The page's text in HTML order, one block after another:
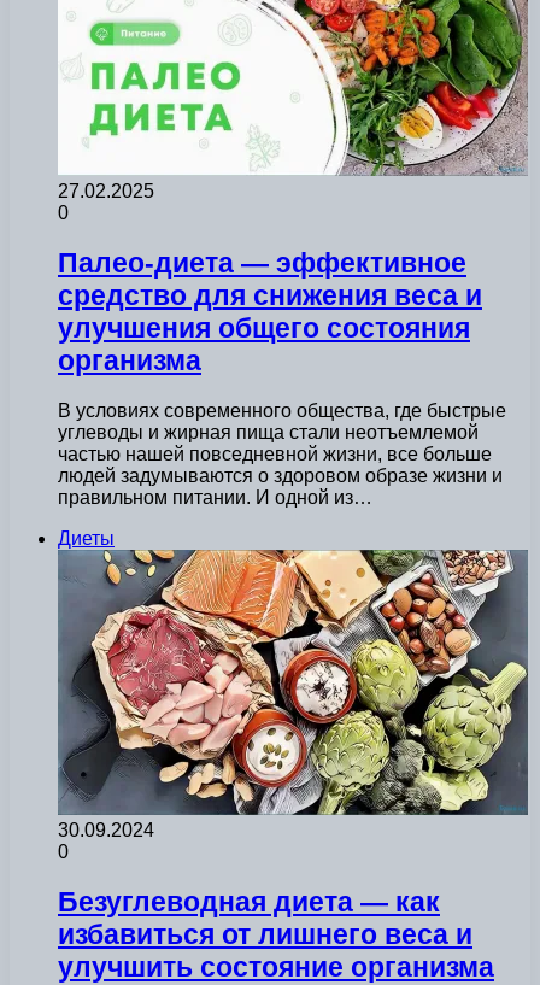
27.02.2025
0
Палео-диета — эффективное
средство для снижения веса и
улучшения общего состояния
организма
В условиях современного общества, где быстрые
углеводы и жирная пища стали неотъемлемой
частью нашей повседневной жизни, все больше
людей задумываются о здоровом образе жизни и
правильном питании. И одной из…
Диеты
30.09.2024
0
Безуглеводная диета — как
избавиться от лишнего веса и
улучшить состояние организма